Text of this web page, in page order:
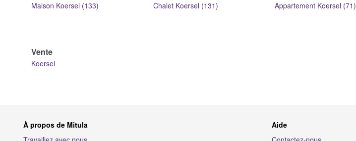
Maison Koersel (133) Chalet Koersel (131) Appartement Koersel (71)
Vente
Koersel
À propos de Mitula
Aide